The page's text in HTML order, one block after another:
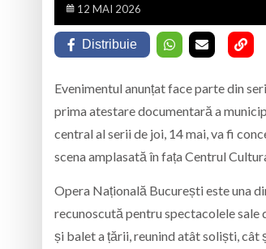
12 MAI 2026
Distribuie
Evenimentul anunțat face parte din
prima atestare documentară a
central al serii de joi, 14 mai, va fi
scena amplasată în fațaCentrul
Opera Națională Bucureștieste una
recunoscută pentru spectacolele
și balet a țării, reunind atât soliști, cât